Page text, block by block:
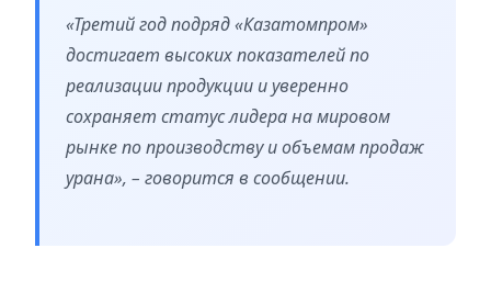
«Третий год подряд «Казатомпром»
достигает высоких показателей по
реализации продукции и уверенно
сохраняет статус лидера на мировом
рынке по производству и объемам продаж
урана», – говорится в сообщении.